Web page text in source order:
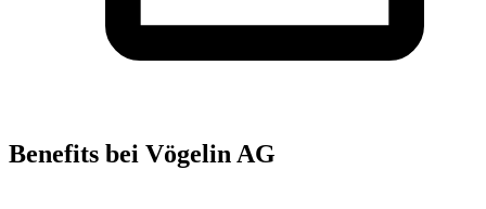
Benefits bei Vögelin AG